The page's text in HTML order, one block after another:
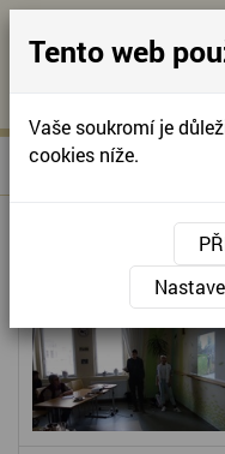
Úvodní stránka
DĚTI Z
Tento web
Vaše soukromí je
cookies níže.